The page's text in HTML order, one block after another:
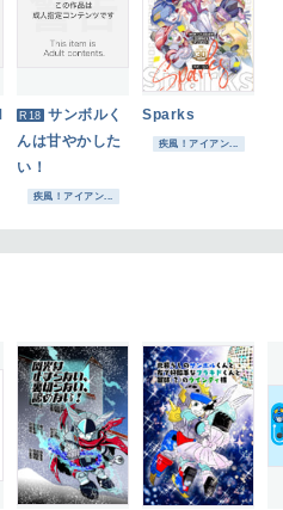
R18 サンボルく
んは甘やかした
い！
疾風！アイアン...
Sparks
疾風！アイアン...